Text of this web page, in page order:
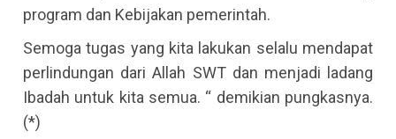
program dan Kebijakan pemerintah.
Semoga tugas yang kita lakukan selalu mendapat
perlindungan dari Allah SWT dan menjadi ladang
Ibadah untuk kita semua. “ demikian pungkasnya.
(*)